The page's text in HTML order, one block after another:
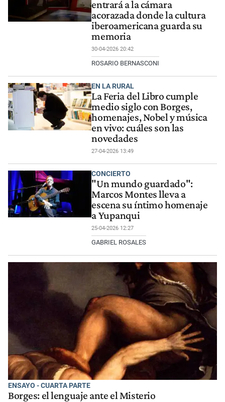
entrará a la cámara
acorazada donde la cultura
iberoamericana guarda su
memoria
30-04-2026 20:42
ROSARIO BERNASCONI
EN LA RURAL
La Feria del Libro cumple
medio siglo con Borges,
homenajes, Nobel y música
en vivo: cuáles son las
novedades
27-04-2026 13:49
CONCIERTO
"Un mundo guardado":
Marcos Montes lleva a
escena su íntimo homenaje
a Yupanqui
25-04-2026 12:27
GABRIEL ROSALES
ENSAYO - CUARTA PARTE
Borges: el lenguaje ante el Misterio